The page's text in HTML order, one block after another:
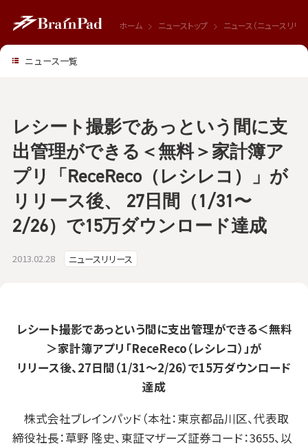
ホーム ニューストップ ニュース（ニュースリリー
2013.02.28 ニュースリリース
レシート撮影であっという間に支
出管理ができる＜無料＞家計簿ア
プリ「ReceReco（レシレコ）」が
リリース後、 27日間（1/31〜
2/26）で15万ダウンロード達成
レシート撮影であっという間に支出管理ができる＜無料
＞家計簿アプリ「ReceReco（レシレコ）」が
リリース後、27日間（1/31〜2/26）で15万ダウンロード
達成
株式会社ブレインパッド（本社：東京都品川区、代表取
締役社長：草野 隆史、東証マザーズ証券コード：3655、以
ニュース一覧